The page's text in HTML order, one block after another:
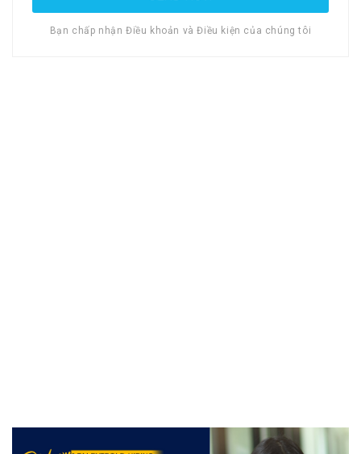
Bạn chấp nhận Điều khoản và Điều kiện của chúng tôi